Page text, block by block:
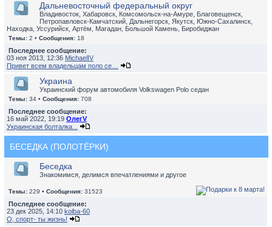
Дальневосточный федеральный округ
Владивосток, Хабаровск, Комсомольск-на-Амуре, Благовещенск,
Петропавловск-Камчатский, Дальнегорск, Якутск, Южно-Сахалинск,
Находка, Уссурийск, Артём, Магадан, Большой Камень, Биробиджан
Темы: 2 • Сообщения: 18
Последнее сообщение:
03 ноя 2013, 12:36 MichaelIV
Привет всем владельцам поло се…
Украина
Украинский форум автомобиля Volkswagen Polo седан
Темы: 34 • Сообщения: 708
Последнее сообщение:
16 май 2022, 19:19 ОлегV
Украинская болталка...
БЕСЕДКА (ПОЛОТЁРКИ)
Беседка
Знакомимся, делимся впечатлениями и другое
Темы: 229 • Сообщения: 31523
Последнее сообщение:
23 дек 2025, 14:10 kolba-60
О, спорт- ты жизнь!